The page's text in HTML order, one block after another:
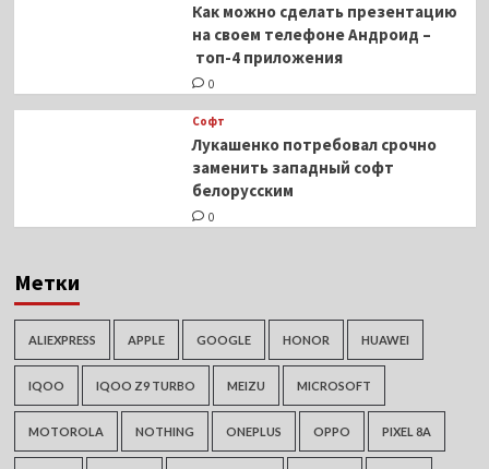
Как можно сделать презентацию
на своем телефоне Андроид –
топ-4 приложения
0
Софт
Лукашенко потребовал срочно
заменить западный софт
белорусским
0
Метки
ALIEXPRESS APPLE GOOGLE HONOR HUAWEI
IQOO IQOO Z9 TURBO MEIZU MICROSOFT
MOTOROLA NOTHING ONEPLUS OPPO PIXEL 8A